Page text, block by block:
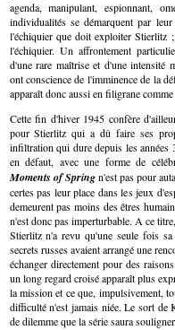
agenda, manipulant, espionnant,
individualités se démarquent par
l'échiquier que doit exploiter Stierlitz
l'échiquier. Un affrontement
d'une rare maîtrise et d'une intensité
ont conscience de l'imminence de la
apparaît donc aussi en filigrane
Cette fin d'hiver 1945 confère
pour Stierlitz qui a dû faire ses
infiltration qui dure depuis les années
en défaut, avec une forme de
Moments of Springn'est pas pour
certes pas leur place dans les jeux
demeurent pas moins des êtres
n'est donc pas imperturbable. A ce
Stierlitz n'a revu qu'une seule fois
secrets russes avaient arrangé une
échanger directement pour des
un long regard croisé apparaît plus
la mission et ce que, impulsivement,
difficulté n'est jamais niée. Le sort de
de dilemme que la série saura souligner.